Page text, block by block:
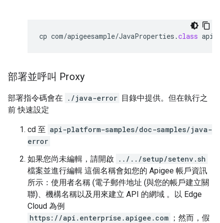
cp com/apigeesample/JavaProperties .class
部署並呼叫 Proxy
部署指令碼會在 ./java-error 目錄中提供。但在執行之
前 快速設定
cd 至 api-platform-samples/doc-samples/java-
error
如果您尚未編輯，請開啟 ../../setup/setenv.sh
檔案並進行編輯 這個名稱會如您的 Apigee 帳戶資訊
所示：使用者名稱 (電子郵件地址 (與您的帳戶建立關
聯)、機構名稱以及用來建立 API 的網域 。以 Edge
Cloud 為例
https://api.enterprise.apigee.com ；然而，假